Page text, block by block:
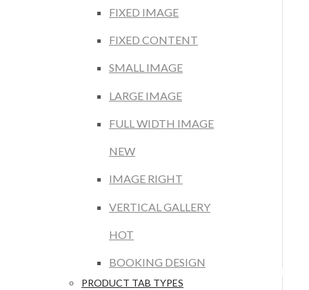
FIXED IMAGE
FIXED CONTENT
SMALL IMAGE
LARGE IMAGE
FULL WIDTH IMAGE
NEW
IMAGE RIGHT
VERTICAL GALLERY
HOT
BOOKING DESIGN
PRODUCT TAB TYPES